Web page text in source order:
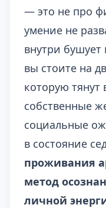
— это не про
умение не
внутри бушует
вы стоите на
которую
собственные
социальные
в состояние
проживания
метод
личной